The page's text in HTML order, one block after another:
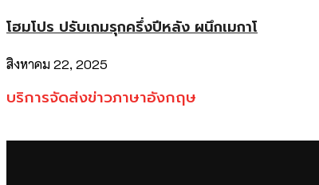
โฮมโปร ปรับเกมรุกครึ่งปีหลัง ผนึกเมกาโ
สิงหาคม 22, 2025
บริการจัดส่งข่าวภาษาอังกฤษ